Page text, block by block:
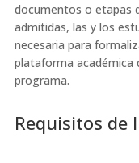
documentos o etapas
admitidas, las y los
necesaria para
plataforma académica
programa.
Requisitos de